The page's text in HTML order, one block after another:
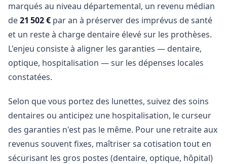
marqués au niveau départemental, un revenu médian
de21 502 € par an à préserver des imprévus de santé
et un reste à charge dentaire élevé sur les prothèses.
L'enjeu consiste à aligner les garanties — dentaire,
optique, hospitalisation — sur les dépenses locales
constatées.
Selon que vous portez des lunettes, suivez des soins
dentaires ou anticipez une hospitalisation, le curseur
des garanties n'est pas le même. Pour une retraite aux
revenus souvent fixes, maîtriser sa cotisation tout en
sécurisant les gros postes (dentaire, optique, hôpital)